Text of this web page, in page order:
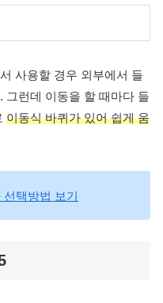
사용할 경우 외부에서 들
그런데 이동을 할 때마다 들
이동식 바퀴가 있어 쉽게 움
선택방법 보기